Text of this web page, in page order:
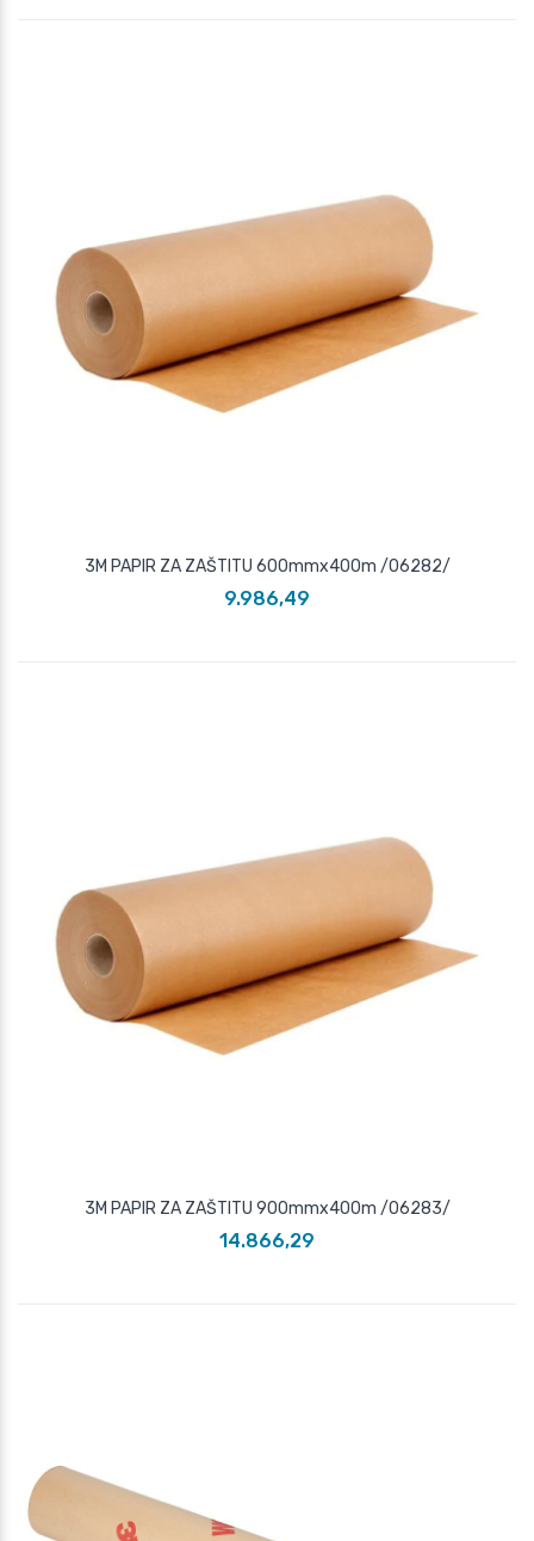
3M PAPIR ZA ZAŠTITU 600mmx400m /06282/
9.986,49
3M PAPIR ZA ZAŠTITU 900mmx400m /06283/
14.866,29